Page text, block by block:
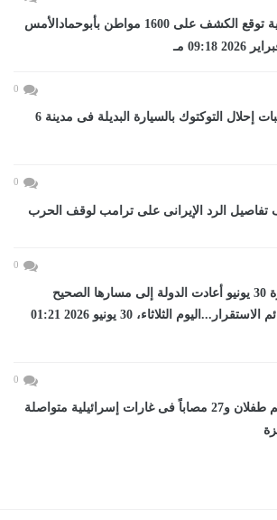
صحة الشرقية توقع الكشف على 1600 مواطن بأبوحمادالأمس
0
بدء تلقى طلبات إحلال التوكتوك بالسيارة البديلة فى مدينة 6
0
الرد الإيرانى على ترامب لوقف الحرب
0
برلماني: ثورة 30 يونيو أعادت الدولة إلى مسارها الصحيح
ورسخت دعائم الاستقرار...اليوم الثلاثاء، 30 يونيو 2026 01:21
0
4 شهداء بينهم طفلان و27 مصاباً فى غارات إسرائيلية متواصلة